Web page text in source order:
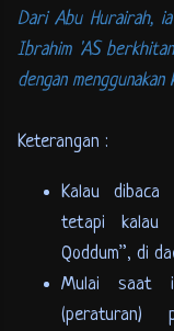
Dari Abu Hurairah,
Ibrahim 'AS
dengan menggunakan
Keterangan :
Kalau dibaca
tetapi kalau
Qoddum”, di
Mulai saat